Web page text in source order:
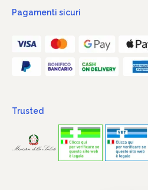
Pagamenti sicuri
Trusted